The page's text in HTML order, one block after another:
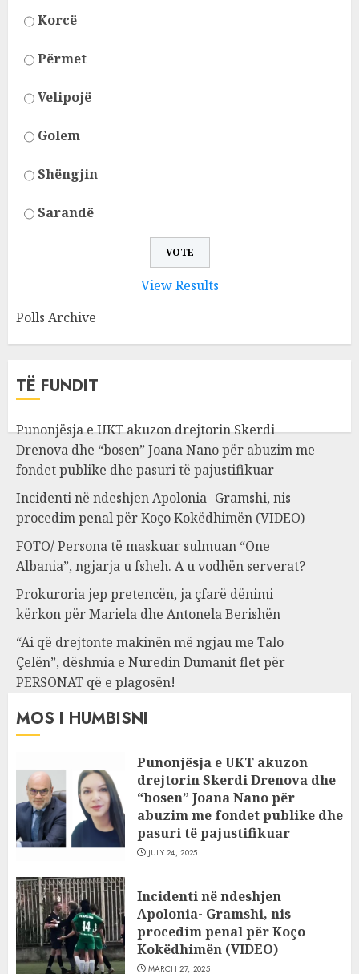
Korcë
Përmet
Velipojë
Golem
Shëngjin
Sarandë
View Results
Polls Archive
TË FUNDIT
Punonjësja e UKT akuzon drejtorin Skerdi
Drenova dhe “bosen” Joana Nano për abuzim me
fondet publike dhe pasuri të pajustifikuar
Incidenti në ndeshjen Apolonia- Gramshi, nis
procedim penal për Koço Kokëdhimën (VIDEO)
FOTO/ Persona të maskuar sulmuan “One
Albania”, ngjarja u fsheh. A u vodhën serverat?
Prokuroria jep pretencën, ja çfarë dënimi
kërkon për Mariela dhe Antonela Berishën
“Ai që drejtonte makinën më ngjau me Talo
Çelën”, dëshmia e Nuredin Dumanit flet për
PERSONAT që e plagosën!
MOS I HUMBISNI
Punonjësja e UKT akuzon
drejtorin Skerdi Drenova dhe
“bosen” Joana Nano për
abuzim me fondet publike dhe
pasuri të pajustifikuar
JULY 24, 2025
Incidenti në ndeshjen
Apolonia- Gramshi, nis
procedim penal për Koço
Kokëdhimën (VIDEO)
MARCH 27, 2025